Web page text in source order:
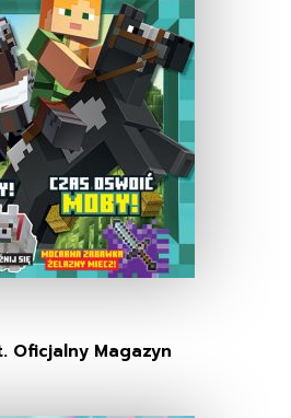
Oficjalny Magazyn